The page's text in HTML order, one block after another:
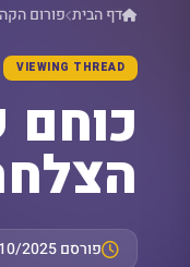
דף הבית פורום
VIEWING THREAD
פורסם 26/10/2025 13:11